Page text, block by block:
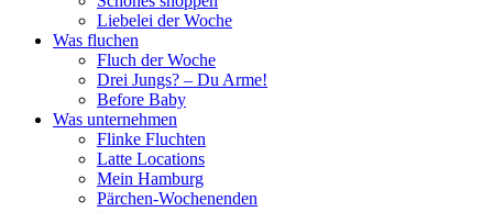
Liebelei der Woche
Was fluchen
Fluch der Woche
Drei Jungs? – Du Arme!
Before Baby
Was unternehmen
Flinke Fluchten
Latte Locations
Mein Hamburg
Pärchen-Wochenenden